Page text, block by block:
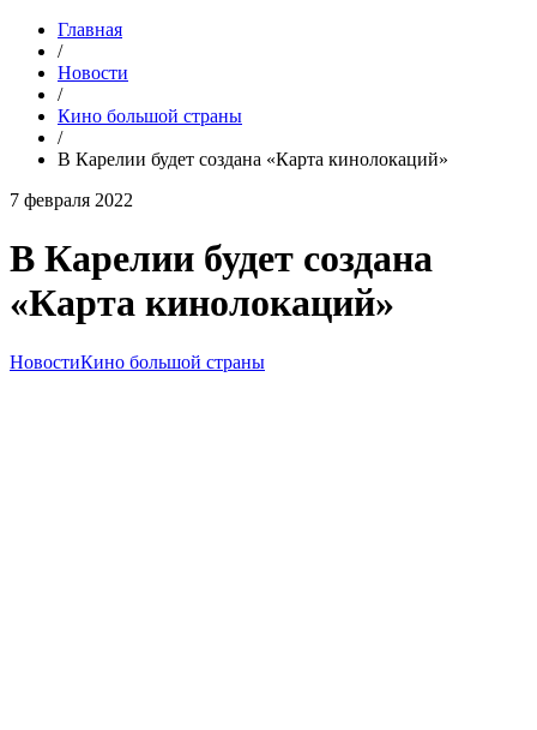
Главная
/
Новости
/
Кино большой страны
/
В Карелии будет создана «Карта кинолокаций»
7 февраля 2022
В Карелии будет создана
«Карта кинолокаций»
НовостиКино большой страны